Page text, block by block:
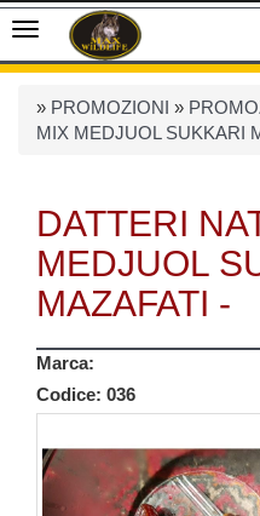
» PROMOZIONI »
MIX MEDJUOL SUKKARI
DATTERI
MEDJUOL
MAZAFATI -
Marca:
Codice: 036